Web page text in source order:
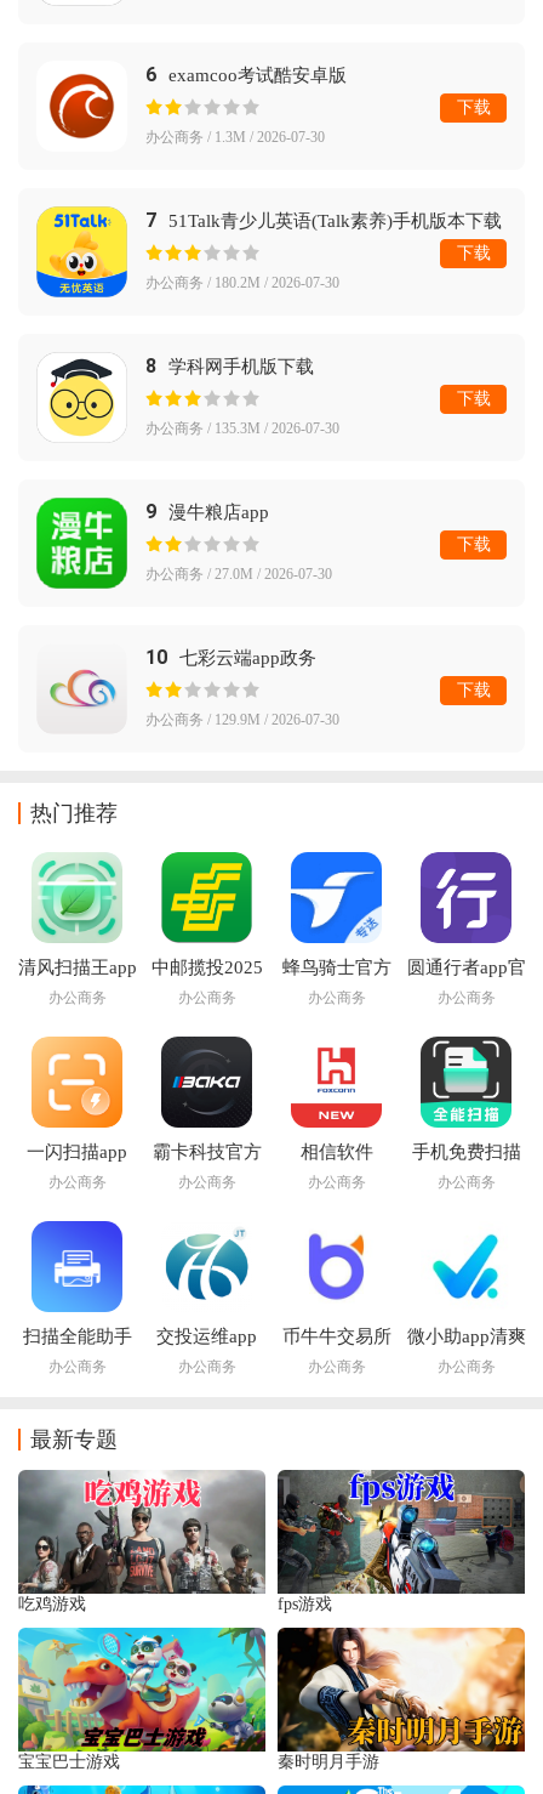
6 examcoo考试酷安卓版
办公商务 / 1.3M / 2026-07-30
下载
7 51Talk青少儿英语(Talk素养)手机版本下载
办公商务 / 180.2M / 2026-07-30
下载
8 学科网手机版下载
办公商务 / 135.3M / 2026-07-30
下载
9 漫牛粮店app
办公商务 / 27.0M / 2026-07-30
下载
10 七彩云端app政务
办公商务 / 129.9M / 2026-07-30
下载
热门推荐
清风扫描王app
办公商务
中邮揽投2025
最新版本下载
办公商务
蜂鸟骑士官方
版2025
办公商务
圆通行者app官
方下载安装
办公商务
一闪扫描app
办公商务
霸卡科技官方
版
办公商务
相信软件
办公商务
手机免费扫描
王软件
办公商务
扫描全能助手
官方版
办公商务
交投运维app
办公商务
币牛牛交易所
app官方版
办公商务
微小助app清爽
版
办公商务
最新专题
吃鸡游戏 fps游戏
宝宝巴士游戏 秦时明月手游